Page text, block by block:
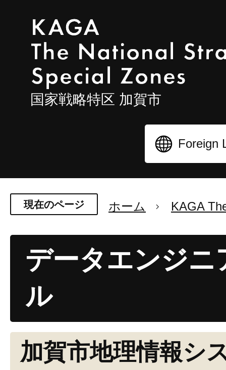
国家戦略特区 加賀市
現在のページ ホーム KAGA
データエンジニ
ル
加賀市地理情報シ